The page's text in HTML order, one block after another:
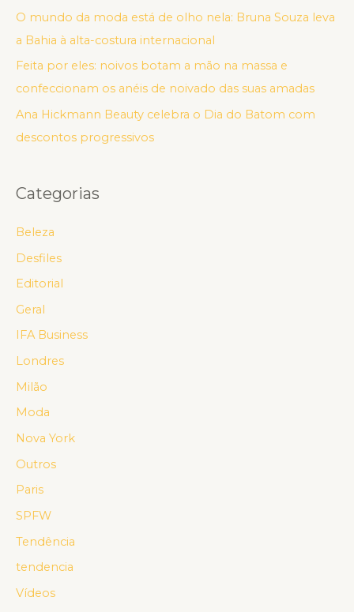
O mundo da moda está de olho nela: Bruna Souza leva
a Bahia à alta-costura internacional
Feita por eles: noivos botam a mão na massa e
confeccionam os anéis de noivado das suas amadas
Ana Hickmann Beauty celebra o Dia do Batom com
descontos progressivos
Categorias
Beleza
Desfiles
Editorial
Geral
IFA Business
Londres
Milão
Moda
Nova York
Outros
Paris
SPFW
Tendência
tendencia
Vídeos